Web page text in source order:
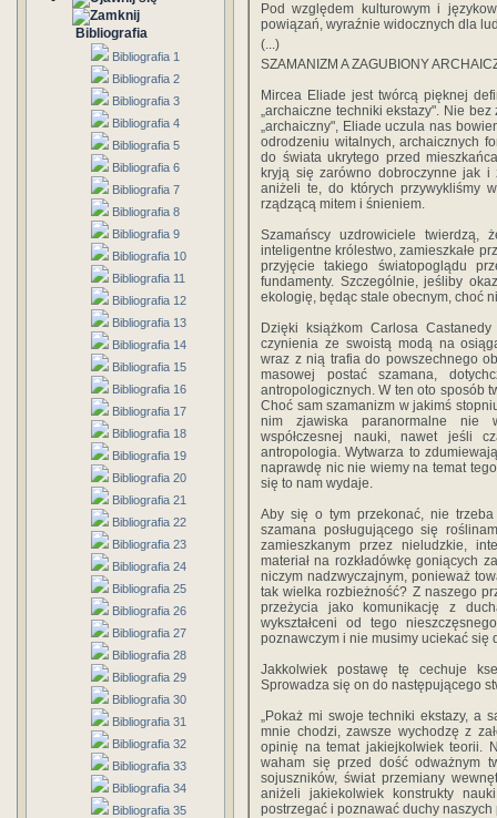
Bibliografia
Bibliografia 1
Bibliografia 2
Bibliografia 3
Bibliografia 4
Bibliografia 5
Bibliografia 6
Bibliografia 7
Bibliografia 8
Bibliografia 9
Bibliografia 10
Bibliografia 11
Bibliografia 12
Bibliografia 13
Bibliografia 14
Bibliografia 15
Bibliografia 16
Bibliografia 17
Bibliografia 18
Bibliografia 19
Bibliografia 20
Bibliografia 21
Bibliografia 22
Bibliografia 23
Bibliografia 24
Bibliografia 25
Bibliografia 26
Bibliografia 27
Bibliografia 28
Bibliografia 29
Bibliografia 30
Bibliografia 31
Bibliografia 32
Bibliografia 33
Bibliografia 34
Bibliografia 35
Pod względem kulturowym i
powiązań, wyraźnie widocznych dla
(...)
SZAMANIZM A ZAGUBIONY
Mircea Eliade jest twórcą pięknej
„archaiczne techniki ekstazy". Nie
„archaiczny", Eliade uczula nas
odrodzeniu witalnych, archaicznych
do świata ukrytego przed
kryją się zarówno dobroczynne jak i
aniżeli te, do których przywykliśmy
rządzącą mitem i śnieniem.
Szamańscy uzdrowiciele twierdzą,
inteligentne królestwo, zamieszkałe
przyjęcie takiego światopoglądu
fundamenty. Szczególnie, jeśliby
ekologię, będąc stale obecnym, choć
Dzięki książkom Carlosa
czynienia ze swoistą modą na
wraz z nią trafia do powszechnego
masowej postać szamana,
antropologicznych. W ten oto sposób
Choć sam szamanizm w jakimś
nim zjawiska paranormalne nie
współczesnej nauki, nawet jeśli
antropologia. Wytwarza to
naprawdę nic nie wiemy na temat
się to nam wydaje.
Aby się o tym przekonać, nie trzeba
szamana posługującego się
zamieszkanym przez nieludzkie,
materiał na rozkładówkę goniących
niczym nadzwyczajnym, ponieważ
tak wielka rozbieżność? Z naszego
przeżycia jako komunikację z
wykształceni od tego
poznawczym i nie musimy uciekać się
Jakkolwiek postawę tę cechuje
Sprowadza się on do następującego
„Pokaż mi swoje techniki ekstazy, a
mnie chodzi, zawsze wychodzę z
opinię na temat jakiejkolwiek teorii.
waham się przed dość odważnym
sojuszników, świat przemiany
aniżeli jakiekolwiek konstrukty
postrzegać i poznawać duchy